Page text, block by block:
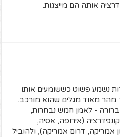
אותה הם מייצגות.
נשמע פשוט כששומעים אותו
מהר מאוד מגלים שהוא מורכב.
- לאמן חמש נבחרות,
(אירופה, אסיה,
אמריקה, דרום אמריקה), ולהוביל